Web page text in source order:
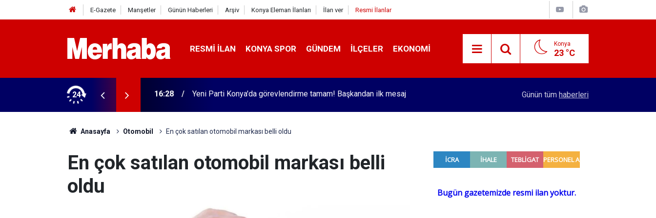
E-Gazete Manşetler Günün Haberleri Arşiv Konya Eleman İlanları İlan ver Resmi İlanlar
RESMI İLAN KONYA SPOR GÜNDEM İLÇELER EKONOMI Konya
23 °C
24
tamam! Başkandan ilk mesaj 16:02 Beyşehir'de trafik kazasında 2 kişi yaralandı Konya'nın öncü firması atakta! Yeni yatırıma
Günün tüm haberleri
Anasayfa Otomobil En çok satılan otomobil markası belli oldu
En çok satılan otomobil markası belli
oldu